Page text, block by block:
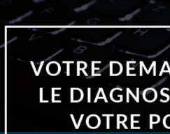
VOTRE
LE
VOTRE